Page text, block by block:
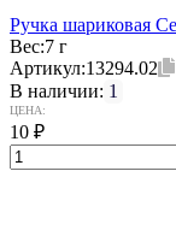
Ручка шариковая
Вес:7 г
Артикул:13294.02
В наличии: 1
ЦЕНА:
10 ₽